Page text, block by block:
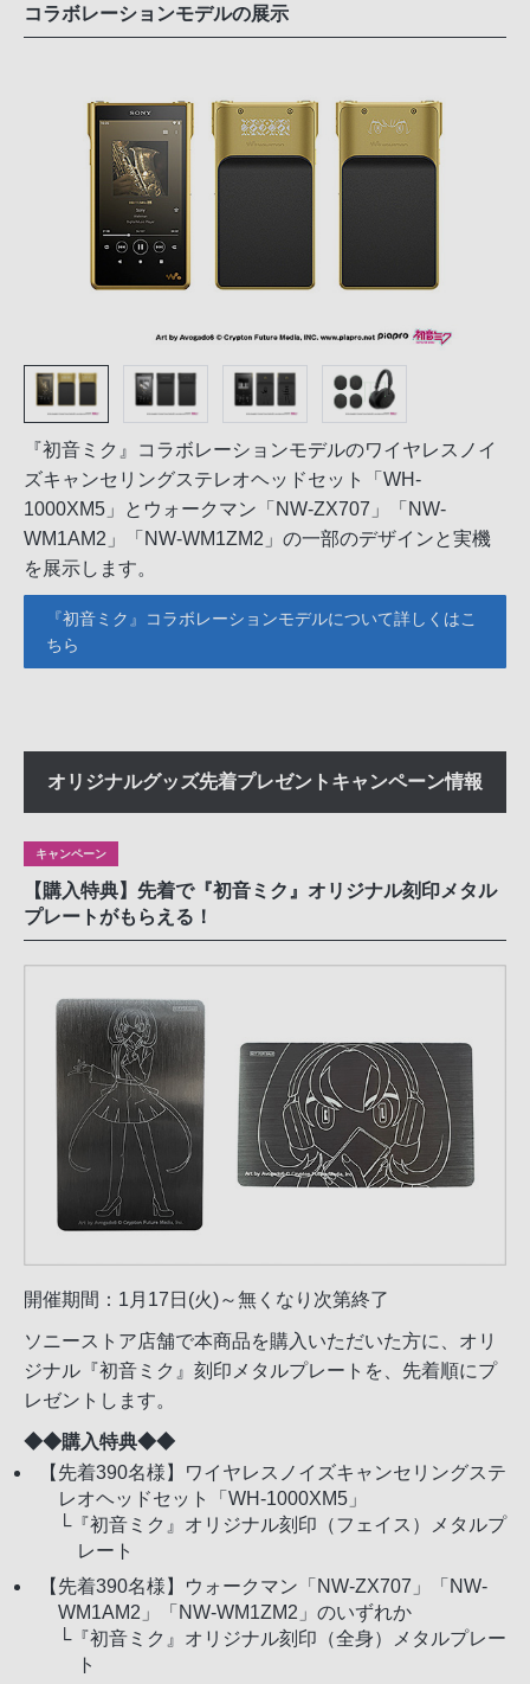
コラボレーションモデルの展示
『初音ミク』コラボレーションモデルのワイヤレスノイ
ズキャンセリングステレオヘッドセット「WH-
1000XM5」とウォークマン「NW-ZX707」「NW-
WM1AM2」「NW-WM1ZM2」の一部のデザインと実機
を展示します。
『初音ミク』コラボレーションモデルについて詳しくはこ
ちら
オリジナルグッズ先着プレゼントキャンペーン情報
キャンペーン
【購入特典】先着で『初音ミク』オリジナル刻印メタル
プレートがもらえる！
開催期間：1月17日(火)～無くなり次第終了
ソニーストア店舗で本商品を購入いただいた方に、オリ
ジナル『初音ミク』刻印メタルプレートを、先着順にプ
レゼントします。
◆◆購入特典◆◆
【先着390名様】ワイヤレスノイズキャンセリングステ
レオヘッドセット「WH-1000XM5」
└『初音ミク』オリジナル刻印（フェイス）メタルプ
レート
【先着390名様】ウォークマン「NW-ZX707」「NW-
WM1AM2」「NW-WM1ZM2」のいずれか
└『初音ミク』オリジナル刻印（全身）メタルプレー
ト